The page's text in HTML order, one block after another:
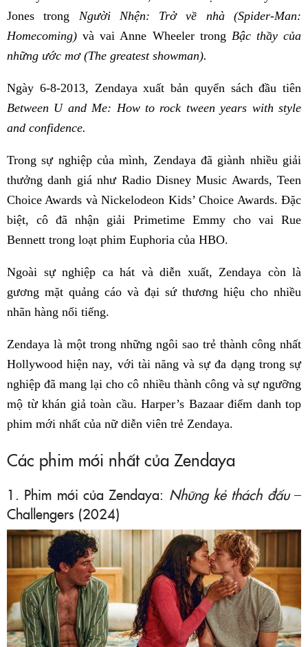
Jones trong Người Nhện: Trở về nhà (Spider-Man:
Homecoming) và vai Anne Wheeler trong Bậc thầy của
những ước mơ (The greatest showman).
Ngày 6-8-2013, Zendaya xuất bản quyển sách đầu tiên
Between U and Me: How to rock tween years with style
and confidence.
Trong sự nghiệp của mình, Zendaya đã giành nhiều giải
thưởng danh giá như Radio Disney Music Awards, Teen
Choice Awards và Nickelodeon Kids’ Choice Awards. Đặc
biệt, cô đã nhận giải Primetime Emmy cho vai Rue
Bennett trong loạt phim Euphoria của HBO.
Ngoài sự nghiệp ca hát và diễn xuất, Zendaya còn là
gương mặt quảng cáo và đại sứ thương hiệu cho nhiều
nhãn hàng nổi tiếng.
Zendaya là một trong những ngôi sao trẻ thành công nhất
Hollywood hiện nay, với tài năng và sự đa dạng trong sự
nghiệp đã mang lại cho cô nhiều thành công và sự ngưỡng
mộ từ khán giả toàn cầu. Harper’s Bazaar điểm danh top
phim mới nhất của nữ diễn viên trẻ Zendaya.
Các phim mới nhất của Zendaya
1. Phim mới của Zendaya: Những kẻ thách đấu–
Challengers (2024)